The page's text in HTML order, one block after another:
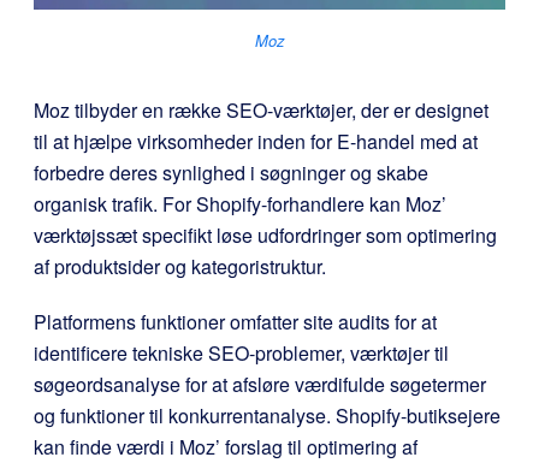
Moz
Moz tilbyder en række SEO-værktøjer, der er designet
til at hjælpe virksomheder inden for E-handel med at
forbedre deres synlighed i søgninger og skabe
organisk trafik. For Shopify-forhandlere kan Moz’
værktøjssæt specifikt løse udfordringer som optimering
af produktsider og kategoristruktur.
Platformens funktioner omfatter site audits for at
identificere tekniske SEO-problemer, værktøjer til
søgeordsanalyse for at afsløre værdifulde søgetermer
og funktioner til konkurrentanalyse. Shopify-butiksejere
kan finde værdi i Moz’ forslag til optimering af